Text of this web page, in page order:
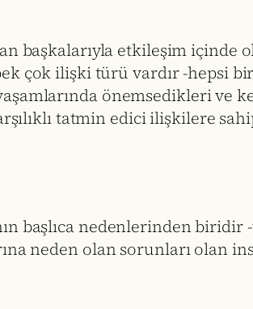
başkalarıyla etkileşim içinde
çok ilişki türü vardır -hepsi
önemsedikleri ve
tatmin edici ilişkilere
başlıca nedenlerinden
neden olan sorunları olan